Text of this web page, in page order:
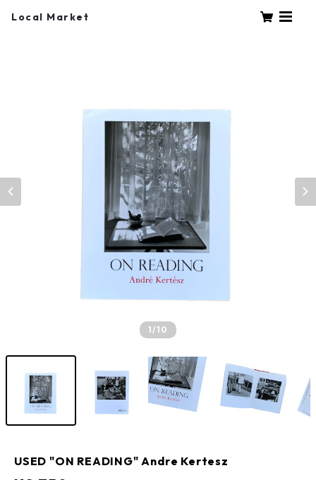
Local Market
1/10
USED "ON READING" Andre Kertesz